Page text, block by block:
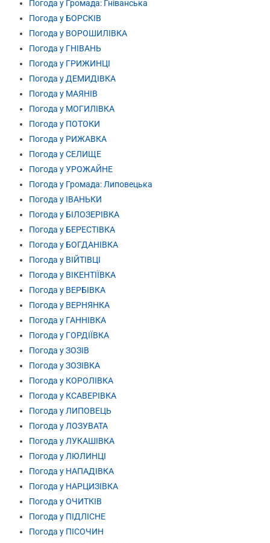
Погода у Громада: Гніванська
Погода у БОРСКІВ
Погода у ВОРОШИЛІВКА
Погода у ГНІВАНЬ
Погода у ГРИЖИНЦІ
Погода у ДЕМИДІВКА
Погода у МАЯНІВ
Погода у МОГИЛІВКА
Погода у ПОТОКИ
Погода у РИЖАВКА
Погода у СЕЛИЩЕ
Погода у УРОЖАЙНЕ
Погода у Громада: Липовецька
Погода у ІВАНЬКИ
Погода у БІЛОЗЕРІВКА
Погода у БЕРЕСТІВКА
Погода у БОГДАНІВКА
Погода у ВІЙТІВЦІ
Погода у ВІКЕНТІЇВКА
Погода у ВЕРБІВКА
Погода у ВЕРНЯНКА
Погода у ГАННІВКА
Погода у ГОРДІЇВКА
Погода у ЗОЗІВ
Погода у ЗОЗІВКА
Погода у КОРОЛІВКА
Погода у КСАВЕРІВКА
Погода у ЛИПОВЕЦЬ
Погода у ЛОЗУВАТА
Погода у ЛУКАШІВКА
Погода у ЛЮЛИНЦІ
Погода у НАПАДІВКА
Погода у НАРЦИЗІВКА
Погода у ОЧИТКІВ
Погода у ПІДЛІСНЕ
Погода у ПІСОЧИН